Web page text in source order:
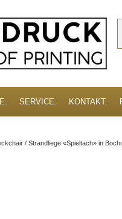
und fortlaufend zu
SERVICE. KONTAKT.
/ Strandliege «Spieltach» in